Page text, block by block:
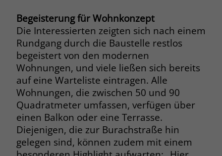
Begeisterung für Wohnkonzept
Die Interessierten zeigten sich nach einem
Rundgang durch die Baustelle restlos
begeistert von den modernen
Wohnungen, und viele ließen sich bereits
auf eine Warteliste eintragen. Alle
Wohnungen, die zwischen 50 und 90
Quadratmeter umfassen, verfügen über
einen Balkon oder eine Terrasse.
Diejenigen, die zur Burachstraße hin
gelegen sind, können zudem mit einem